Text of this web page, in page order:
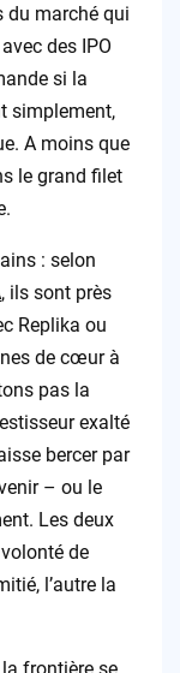
du marché qui
des IPO
si la
simplement,
A moins que
le grand filet
: selon
, ils sont près
Replika ou
de cœur à
pas la
exalté
bercer par
– ou le
Les deux
de
l’autre la